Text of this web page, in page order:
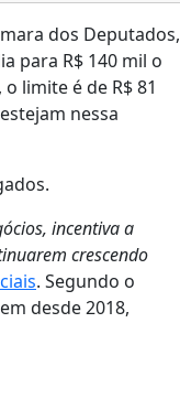
dos Deputados,
para R$ 140 mil o
limite é de R$ 81
nessa
incentiva a
crescendo
. Segundo o
desde 2018,